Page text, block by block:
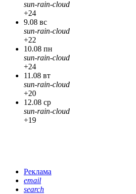
sun-rain-cloud
+24
9.08 вс
sun-rain-cloud
+22
10.08 пн
sun-rain-cloud
+24
11.08 вт
sun-rain-cloud
+20
12.08 ср
sun-rain-cloud
+19
Реклама
email
search